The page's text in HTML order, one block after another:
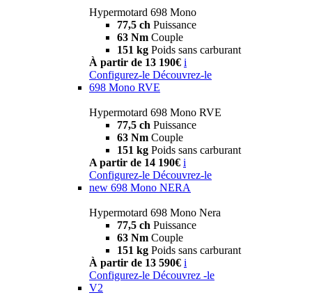
Hypermotard 698 Mono
77,5 ch Puissance
63 Nm Couple
151 kg Poids sans carburant
À partir de 13 190€ i
Configurez-le Découvrez-le
698 Mono RVE
Hypermotard 698 Mono RVE
77,5 ch Puissance
63 Nm Couple
151 kg Poids sans carburant
A partir de 14 190€ i
Configurez-le Découvrez-le
new 698 Mono NERA
Hypermotard 698 Mono Nera
77,5 ch Puissance
63 Nm Couple
151 kg Poids sans carburant
À partir de 13 590€ i
Configurez-le Découvrez -le
V2